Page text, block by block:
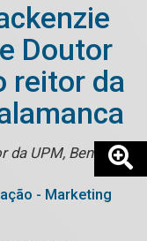
Doutor
reitor da
da UPM, Benedito
- Marketing